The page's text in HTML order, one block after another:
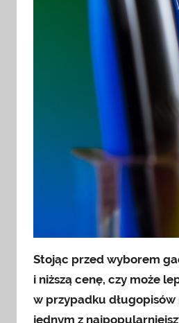
Stojąc przed wyborem
i niższą cenę, czy może
w przypadku
jednym z